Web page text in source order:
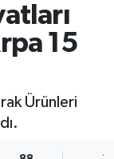
15
Ürünleri